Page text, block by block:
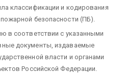
классификации и кодирования
безопасности (ПБ).
в соответствии с указанными
документы, издаваемые
власти и органами
Российской Федерации.